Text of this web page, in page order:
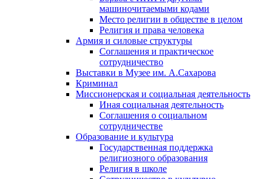
машиночитаемыми кодами
Место религии в обществе в целом
Религия и права человека
Армия и силовые структуры
Соглашения и практическое
сотрудничество
Выставки в Музее им. А.Сахарова
Криминал
Миссионерская и социальная деятельность
Иная социальная деятельность
Соглашения о социальном
сотрудничестве
Образование и культура
Государственная поддержка
религиозного образования
Религия в школе